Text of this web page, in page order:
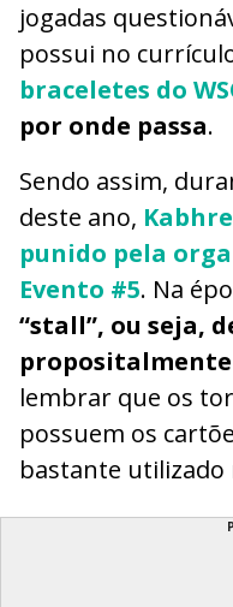
jogadas
possui no
braceletes do
por onde passa.
Sendo assim,
deste ano,
punido pela
Evento #5. Na
“stall”, ou seja,
lembrar que os
possuem os
bastante utilizado